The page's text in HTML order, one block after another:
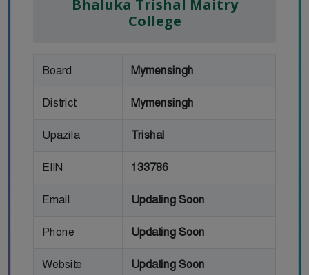
Bhaluka Trishal Maitry
College
Board Mymensingh
District Mymensingh
Upazila Trishal
EIIN 133786
Email Updating Soon
Phone Updating Soon
Website Updating Soon